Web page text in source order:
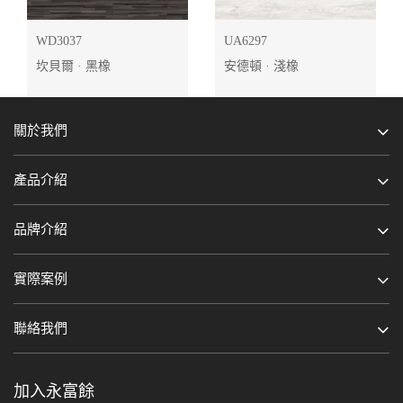
WD3037
坎貝爾 · 黑橡
UA6297
安德頓 · 淺橡
關於我們
產品介紹
品牌介紹
實際案例
聯絡我們
加入永富餘